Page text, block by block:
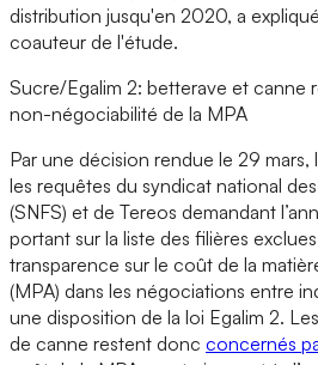
distribution jusqu'en 2020, a
coauteur de l'étude.
Sucre/Egalim 2: betterave et canne
non-négociabilité de la MPA
Par une décision rendue le 29 mars,
les requêtes du syndicat national
(SNFS) et de Tereos demandant
portant sur la liste des filières
transparence sur le coût de la
(MPA) dans les négociations entre
une disposition de la loi Egalim 2.
de canne restent donc concernés